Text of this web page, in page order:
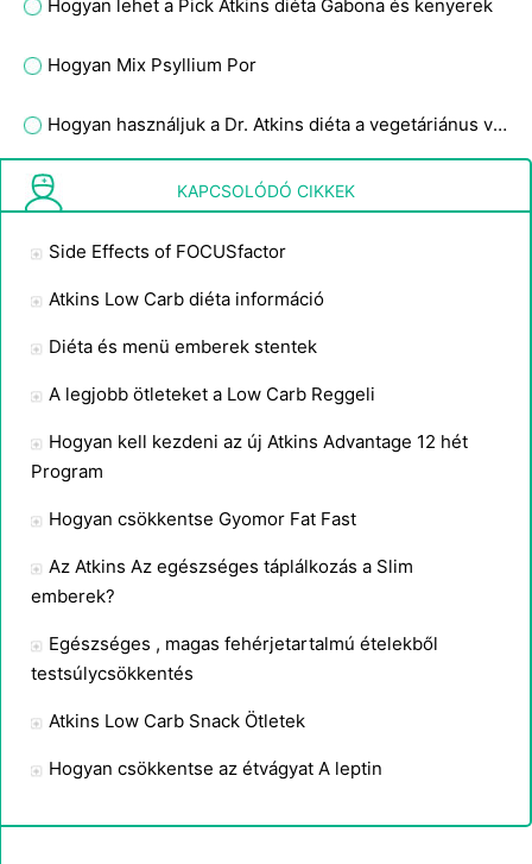
Hogyan lehet a Pick Atkins diéta Gabona és kenyerek
Hogyan Mix Psyllium Por
Hogyan használjuk a Dr. Atkins diéta a vegetáriánus vagy vegán
Mi Kukorica Silk -kiegészítő?
KAPCSOLÓDÓ CIKKEK
Side Effects of FOCUSfactor
Atkins Low Carb diéta információ
Diéta és menü emberek stentek
A legjobb ötleteket a Low Carb Reggeli
Hogyan kell kezdeni az új Atkins Advantage 12 hét
Program
Hogyan csökkentse Gyomor Fat Fast
Az Atkins Az egészséges táplálkozás a Slim
emberek?
Egészséges , magas fehérjetartalmú ételekből
testsúlycsökkentés
Atkins Low Carb Snack Ötletek
Hogyan csökkentse az étvágyat A leptin